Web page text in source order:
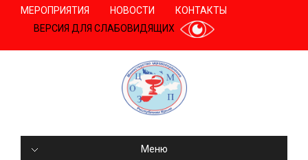
МЕРОПРИЯТИЯ НОВОСТИ
КОНТАКТЫ
ВЕРСИЯ ДЛЯ СЛАБОВИДЯЩИХ
Меню